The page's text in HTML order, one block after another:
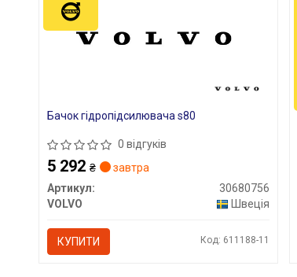
Бачок гідропідсилювача s80
0 відгуків
5 292 ₴
завтра
Артикул:
30680756
VOLVO
Швеція
КУПИТИ Код: 611188-11